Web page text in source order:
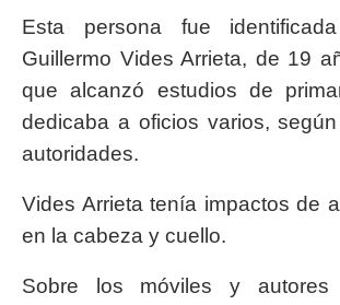
Esta persona fue
Guillermo Vides Arrieta, de 19
que alcanzó estudios de
dedicaba a oficios varios,
autoridades.
Vides Arrieta tenía impactos de
en la cabeza y cuello.
Sobre los móviles y